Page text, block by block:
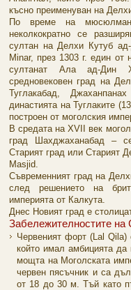
късно преименуван на
По време на
неколкократно се
султан на Делхи Кутуб
Minar, през 1303 г. един от
султанат Ала ад-Дин
средновековен град на
Туглакабад,
династията на Туглаките
построен от моголския
В средата на ХVІІ век
град Шахджаханабад –
Старият град или Старият
Masjid.
Съвременният град на
след решението на
империята от Калкута.
Днес Новият град е
Забележителностите на
Червеният форт (Lal
който имал амбицията да
мощта на Моголската
червен пясъчник и са
от 18 до 30 м. Тъй като